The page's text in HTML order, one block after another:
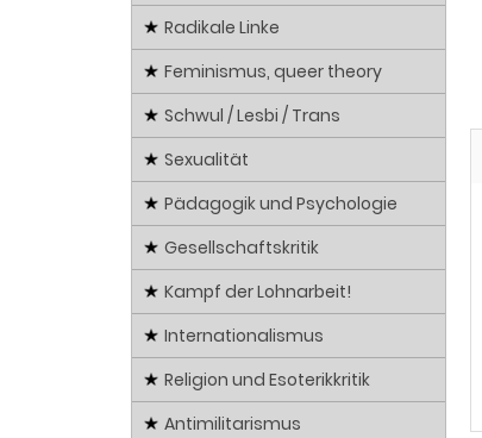
Radikale Linke
Feminismus, queer theory
Schwul / Lesbi / Trans
Sexualität
Pädagogik und Psychologie
Gesellschaftskritik
Kampf der Lohnarbeit!
Internationalismus
Religion und Esoterikkritik
Antimilitarismus